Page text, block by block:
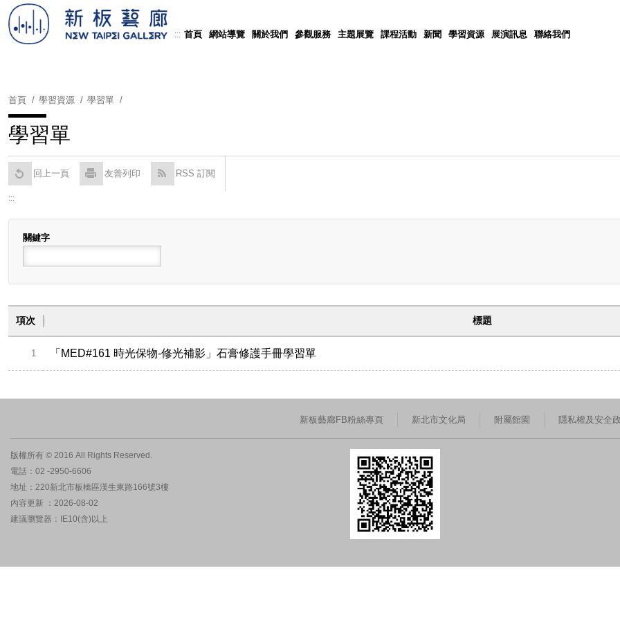
::: 首頁 網站導覽 關於我們 參觀服務 主題展覽 課程活動 新聞 學習資源 展演訊息 聯絡我們
Powered by Translate
首頁 學習資源 學習單
學習單
回上一頁 友善列印 RSS 訂閱
:::
關鍵字
項次 標題
1 「MED#161 時光保物-修光補影」石膏修護手冊學習單
新板藝廊FB粉絲專頁 新北市文化局 附屬館園 隱私權及安全
版權所有 © 2016 All Rights Reserved.
電話：02 -2950-6606
地址：220新北市板橋區漢生東路166號3樓
內容更新 ：2026-08-02
建議瀏覽器：IE10(含)以上